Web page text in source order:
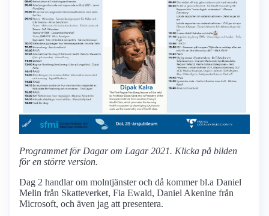
Programmet för Dagar om Lagar 2021. Klicka på bilden
för en större version.
Dag 2 handlar om molntjänster och då kommer bl.a Daniel
Melin från Skatteverket, Fia Ewald, Daniel Akenine från
Microsoft, och även jag att presentera.